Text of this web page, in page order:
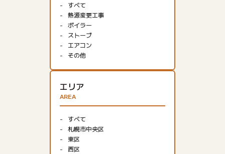
すべて
熱源変更工事
ボイラー
ストーブ
エアコン
その他
エリア
AREA
すべて
札幌市中央区
東区
西区